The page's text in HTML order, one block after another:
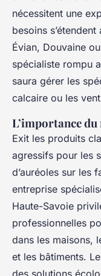
nécessitent une
besoins
Évian, Douvaine
spécialiste rompu
saura gérer les
calcaire ou les
L’importance
Exit les produits
agressifs pour les
d’auréoles sur les
entreprise
Haute-Savoie
professionnelles
dans les maisons,
et les bâtiments.